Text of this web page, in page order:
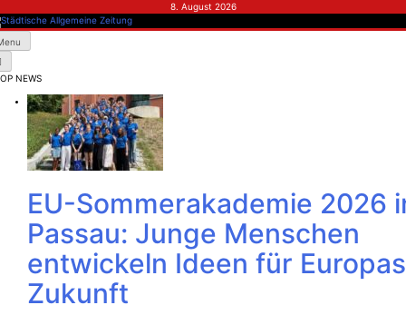
to
content
8. August 2026
Allgemeine Zeitung
NEWS
EU-Sommerakademie 2026
Passau: Junge Menschen
entwickeln Ideen für Europas
Zukunft